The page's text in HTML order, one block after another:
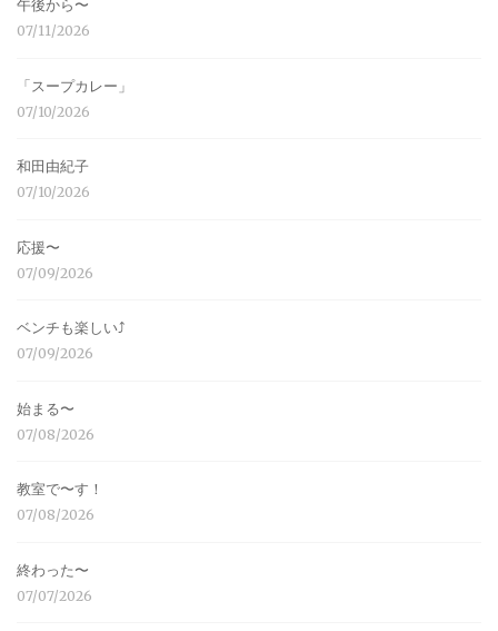
午後から〜
07/11/2026
「スープカレー」
07/10/2026
和田由紀子
07/10/2026
応援〜
07/09/2026
ベンチも楽しい⤴︎
07/09/2026
始まる〜
07/08/2026
教室で〜す！
07/08/2026
終わった〜
07/07/2026